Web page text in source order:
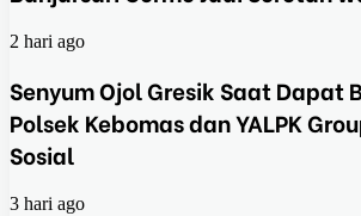
2 hari ago
Senyum Ojol Gresik Saat Dapat
Polsek Kebomas dan YALPK
Sosial
3 hari ago